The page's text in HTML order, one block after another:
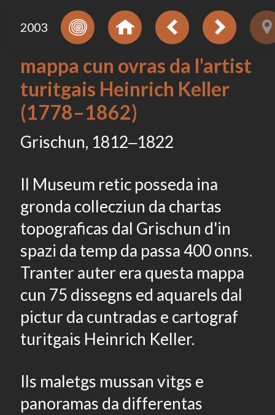
2003
mappa cun ovras da l'artist
turitgais Heinrich Keller
(1778–1862)
Grischun, 1812‒1822
Il Museum retic posseda ina
gronda collecziun da chartas
topograficas dal Grischun d'in
spazi da temp da passa 400 onns.
Tranter auter era questa mappa
cun 75 dissegns ed aquarels dal
pictur da cuntradas e cartograf
turitgais Heinrich Keller.
Ils maletgs mussan vitgs e
panoramas da differentas